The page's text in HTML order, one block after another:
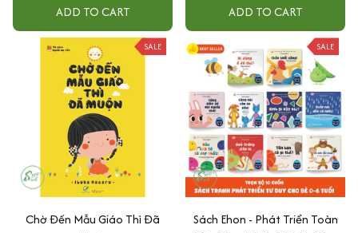
ADD TO CART ADD TO CART
SALE
Chờ Đến Mẫu Giáo Thì Đã
SALE
Sách Ehon - Phát Triển Toàn